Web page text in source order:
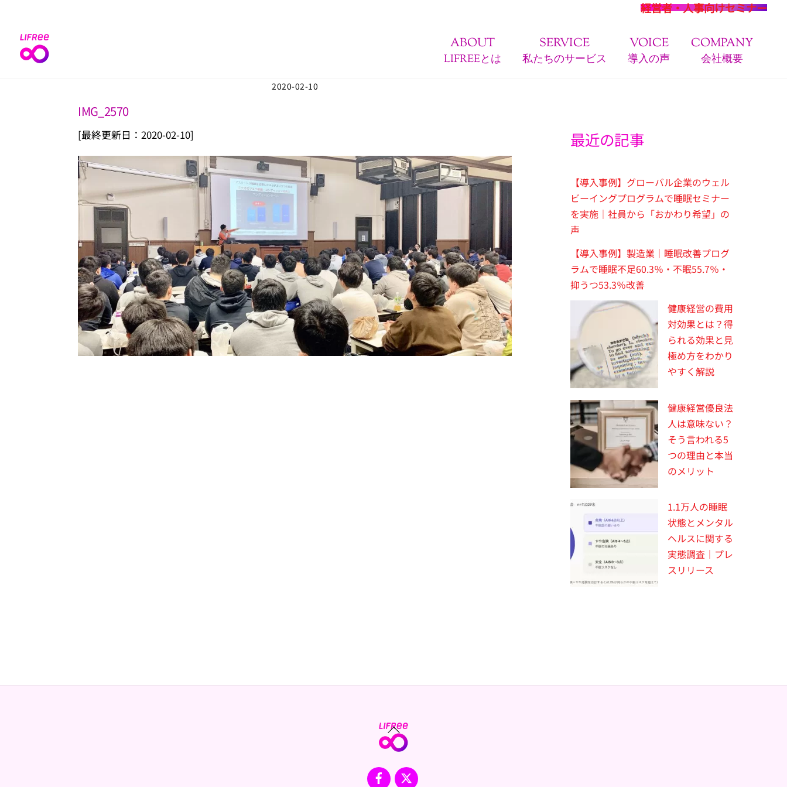
content
経営者・人事向けセミナー
ABOUT
LIFREEとは
SERVICE
私たちのサービス
VOICE
導入の声
COMPANY
会社概要
2020-02-10
IMG_2570
[最終更新日：2020-02-10] 最近の記事
【導入事例】グローバル企業のウェル
ビーイングプログラムで睡眠セミナー
を実施｜社員から「おかわり希望」の
声
【導入事例】製造業｜睡眠改善プログ
ラムで睡眠不足60.3％・不眠55.7％・
抑うつ53.3％改善
健康経営の費用
対効果とは？得
られる効果と見
極め方をわかり
やすく解説
健康経営優良法
人は意味ない？
そう言われる5
つの理由と本当
のメリット
1.1万人の睡眠
状態とメンタル
ヘルスに関する
実態調査｜プレ
スリリース
Back
To
Facebook
X